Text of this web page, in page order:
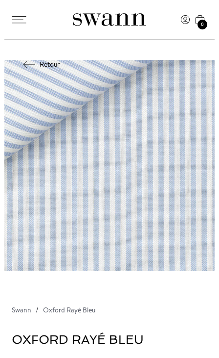
0
Retour
Swann Oxford Rayé Bleu
OXFORD RAYÉ BLEU